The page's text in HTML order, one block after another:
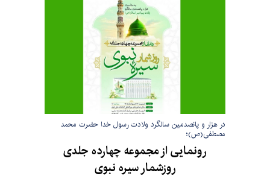
در هزار و پانصدمین سالگرد ولادت رسول خدا حضرت محمد
مصطفی(ص)؛
رونمایی از مجموعه چهارده جلدی
روزشمار سیره نبوی